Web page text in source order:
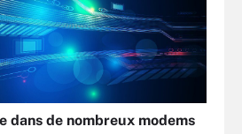
dans de nombreux modems